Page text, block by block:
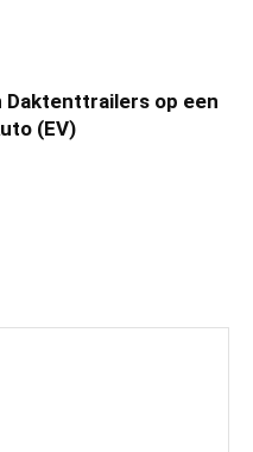
Daktenttrailers op een
(EV)